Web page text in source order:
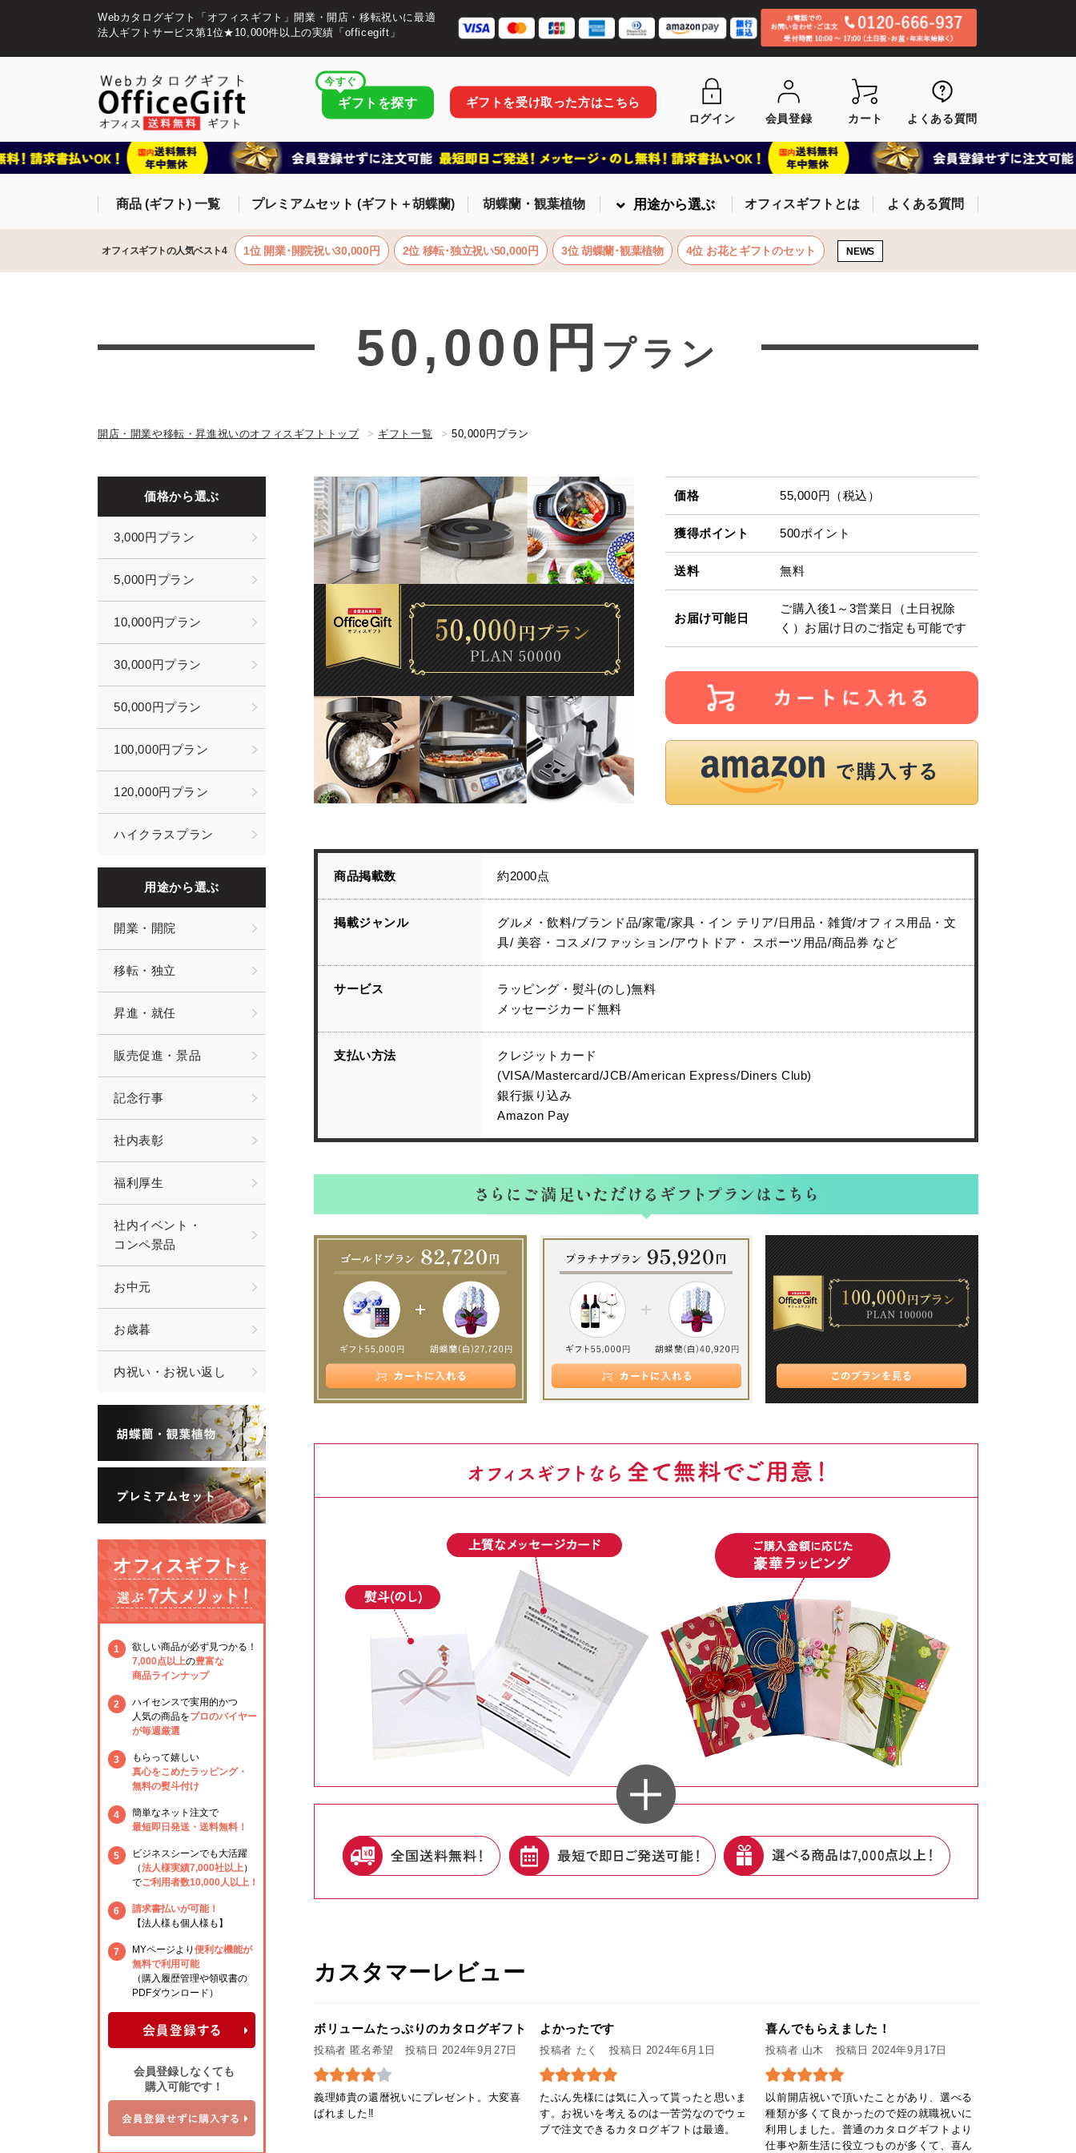
Webカタログギフト「オフィスギフト」開業・開店・移転祝いに最適
法人ギフトサービス第1位★10,000件以上の実績「officegift」
今すぐ
ギフトを探す ギフトを受け取った方はこちら
ログイン 会員登録 カート よくある質問
商品 (ギフト) 一覧 プレミアムセット (ギフト＋胡蝶蘭) 胡蝶蘭・観葉植物 用途から選ぶ オフィスギフトとは よくある質問
オフィスギフトの人気ベスト4 1位 開業･開院祝い30,000円 2位 移転･独立祝い50,000円 3位 胡蝶蘭･観葉植物 4位 お花とギフトのセット NEWS
50,000円 プラン
開店・開業や移転・昇進祝いのオフィスギフトトップ ギフト一覧 50,000円プラン
価格 55,000円 （税込）
獲得ポイント 500ポイント
送料 無料
お届け可能日
ご購入後1～3営業日（土日祝除
く）お届け日のご指定も可能です
商品掲載数 約2000点
掲載ジャンル
グルメ・飲料/ブランド品/家電/家具・イン テリア/日用品・雑貨/オフィス用品・文
具/ 美容・コスメ/ファッション/アウトドア・ スポーツ用品/商品券 など
サービス
ラッピング・熨斗(のし)無料
メッセージカード無料
支払い方法
クレジットカード
(VISA/Mastercard/JCB/American Express/Diners Club)
銀行振り込み
Amazon Pay
カスタマーレビュー
ボリュームたっぷりのカタログギフト
投稿者 匿名希望 投稿日 2024年9月27日
義理姉貴の還暦祝いにプレゼント。大変喜
ばれました‼︎
よかったです
投稿者 たく 投稿日 2024年6月1日
たぶん先様には気に入って貰ったと思いま
す。お祝いを考えるのは一苦労なのでウェ
ブで注文できるカタログギフトは最適。
喜んでもらえました！
投稿者 山木 投稿日 2024年9月17日
以前開店祝いで頂いたことがあり、選べる
種類が多くて良かったので姪の就職祝いに
利⽤しました。普通のカタログギフトより
仕事や新⽣活に役⽴つものが多くて、喜ん
価格から選ぶ
3,000円プラン
5,000円プラン
10,000円プラン
30,000円プラン
50,000円プラン
100,000円プラン
120,000円プラン
ハイクラスプラン
用途から選ぶ
開業・開院
移転・独立
昇進・就任
販売促進・景品
記念行事
社内表彰
福利厚生
社内イベント・
コンペ景品
お中元
お歳暮
内祝い・お祝い返し
1
欲しい商品が必ず見つかる！
7,000点以上の豊富な
商品ラインナップ
2
ハイセンスで実用的かつ
人気の商品をプロのバイヤー
が毎週厳選
3
もらって嬉しい
真心をこめたラッピング・
無料の熨斗付け
4
簡単なネット注文で
最短即日発送・送料無料！
5
ビジネスシーンでも大活躍
（法人様実績7,000社以上）
でご利用者数10,000人以上！
6
請求書払いが可能！
【法人様も個人様も】
7 MYページより 便利な機能が
無料で利用可能
（購入履歴管理や領収書の
PDFダウンロード）
会員登録しなくても
購入可能です！